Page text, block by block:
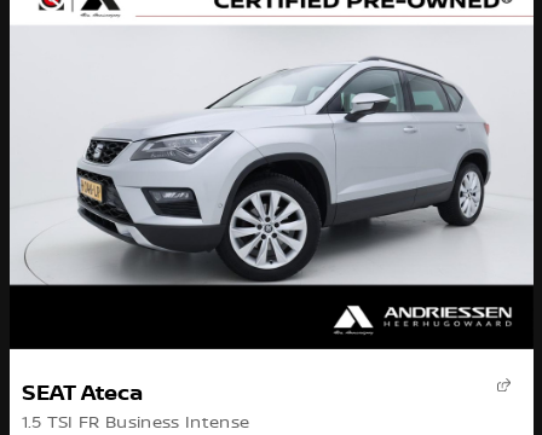
SEAT Ateca
1.5 TSI FR Business Intense